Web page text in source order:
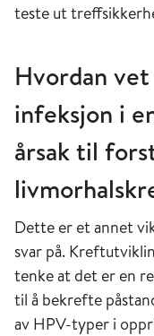
teste ut
Hvordan
infeksjon i
årsak til
Dette er et annet
svar på.
tenke at det er en
til å bekrefte
av HPV-typer i